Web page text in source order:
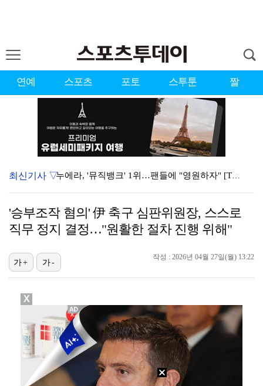
연예 스포츠 포토 스투툰 짤
누에라, '뮤직뱅크' 1위…팬들에 "영원하자" [TV캡…
서장훈 감독 "내 능력 부족" 자책하게 만든 펜타곤과의…
강채연, 제주삼다수 2R 깜짝 선두 도약…박민지 공동 …
정해인X강하늘X이청아X유재명X김선영 뭉쳤다…'아가미',…
'오징어 게임' 미국판 스핀오프, 제작 무산설 "넷플릭…
'1라운드 115위' 김민별, 2라운드 7타 줄이며 7…
[ST포토] 정지효, 반가운 손인사
최신기사 ▽
'승부조작 혐의' 伊 축구 심판위원장, 스스로
직무 정지 결정…"원활한 절차 진행 위해"
작성 : 2026년 04월 27일(월) 13:22
가+ 가-
X